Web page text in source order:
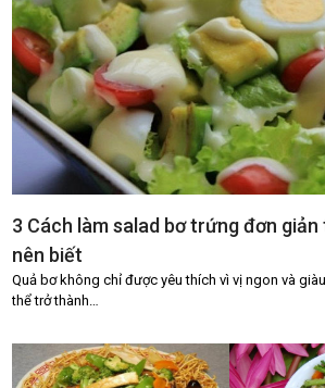
3 Cách làm salad bơ trứng đơn
nên biết
Quả bơ không chỉ được yêu thích vì vị ngon và
thể trở thành…